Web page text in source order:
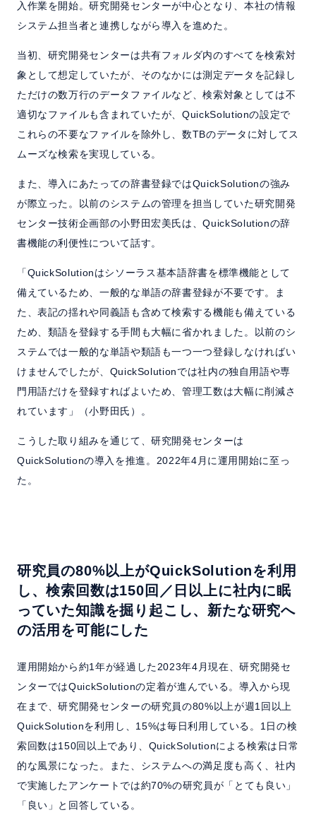
入作業を開始。研究開発センターが中心となり、本社の情報
システム担当者と連携しながら導入を進めた。
当初、研究開発センターは共有フォルダ内のすべてを検索対
象として想定していたが、そのなかには測定データを記録し
ただけの数万行のデータファイルなど、検索対象としては不
適切なファイルも含まれていたが、QuickSolutionの設定で
これらの不要なファイルを除外し、数TBのデータに対してス
ムーズな検索を実現している。
また、導入にあたっての辞書登録ではQuickSolutionの強み
が際立った。以前のシステムの管理を担当していた研究開発
センター技術企画部の小野田宏美氏は、QuickSolutionの辞
書機能の利便性について話す。
「QuickSolutionはシソーラス基本語辞書を標準機能として
備えているため、一般的な単語の辞書登録が不要です。ま
た、表記の揺れや同義語も含めて検索する機能も備えている
ため、類語を登録する手間も大幅に省かれました。以前のシ
ステムでは一般的な単語や類語も一つ一つ登録しなければい
けませんでしたが、QuickSolutionでは社内の独自用語や専
門用語だけを登録すればよいため、管理工数は大幅に削減さ
れています」（小野田氏）。
こうした取り組みを通じて、研究開発センターは
QuickSolutionの導入を推進。2022年4月に運用開始に至っ
た。
研究員の80%以上がQuickSolutionを利用
し、検索回数は150回／日以上に社内に眠
っていた知識を掘り起こし、新たな研究へ
の活用を可能にした
運用開始から約1年が経過した2023年4月現在、研究開発セ
ンターではQuickSolutionの定着が進んでいる。導入から現
在まで、研究開発センターの研究員の80%以上が週1回以上
QuickSolutionを利用し、15%は毎日利用している。1日の検
索回数は150回以上であり、QuickSolutionによる検索は日常
的な風景になった。また、システムへの満足度も高く、社内
で実施したアンケートでは約70%の研究員が「とても良い」
「良い」と回答している。